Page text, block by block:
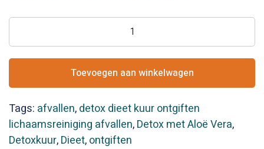
/
Detoxkuur
*
aantal
Toevoegen aan winkelwagen
Tags: afvallen,detox dieet kuur ontgiften
lichaamsreiniging afvallen,Detox met Aloë Vera,
Detoxkuur,Dieet,ontgiften